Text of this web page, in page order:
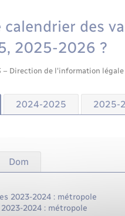
calendrier des
2025-2026 ?
Direction de l'information
2024-2025 2025-
Dom
2024 : métropole